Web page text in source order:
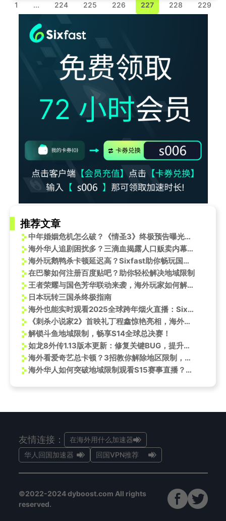
1 ... 224 225 226 227 228 229
推荐文章
中年婚姻危机怎么破？《情圣3》终极预告曝光，肖央谭卓上演夫妻斗法
海外华人追剧困扰多？三滴血揭露人口贩卖内幕，这些方法帮你突破地区限制
海外玩鹅鸭杀卡顿延迟高？Sixfast助你畅玩国服游戏
在巴黎如何注册百度贴吧？助你轻松解决地域限制
王者荣耀与国色芳华联动来袭，海外玩家如何解决国服卡顿问题？
日本玩转三国杀终极指南
海外也能实时观看2025全球跨年烟火直播：Sixfast解锁地区限制
《刺杀小说家2》首映礼丁程鑫惊艳亮相，海外用户如何用Sixfast解锁微博追星？
解锁斗鱼地域限制，畅享S14全球总决赛！
如龙8外传1.13版本更新：修复关键BUG，提升游戏性能
海外看爱奇艺总卡顿？3招教你解除地区限制，高清追《捕风追影》不是梦
海外华人如何突破地域限制观看S15赛事直播？B站百万竞猜玩法全解析
友情连接：
在海外用什么加速器
华人回国加速器
回国VPN推荐
©2022-2024 dyboost.com All rights
reserved.